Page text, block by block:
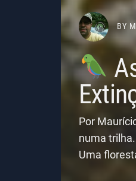
BY
Por
numa
Uma